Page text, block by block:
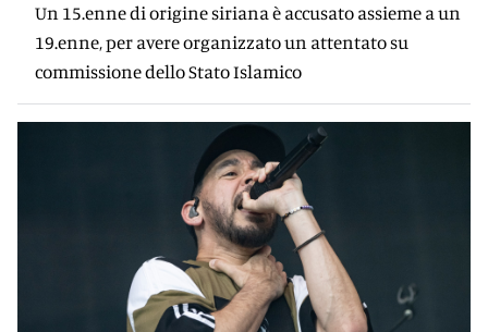
Un 15.enne di origine siriana è accusato assieme a un
19.enne, per avere organizzato un attentato su
commissione dello Stato Islamico